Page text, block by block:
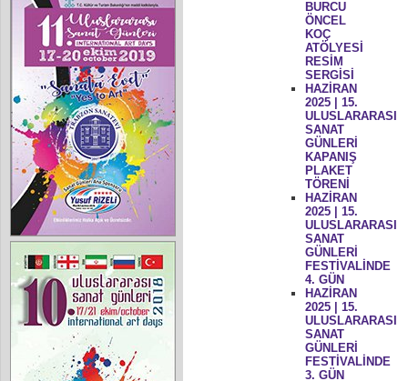
BURCU
ÖNCEL
KOÇ
ATÖLYESİ
RESİM
SERGİSİ
HAZİRAN
2025 | 15.
ULUSLARARASI
SANAT
GÜNLERİ
KAPANIŞ
PLAKET
TÖRENİ
HAZİRAN
2025 | 15.
ULUSLARARASI
SANAT
GÜNLERİ
FESTİVALİNDE
4. GÜN
HAZİRAN
2025 | 15.
ULUSLARARASI
SANAT
GÜNLERİ
FESTİVALİNDE
3. GÜN